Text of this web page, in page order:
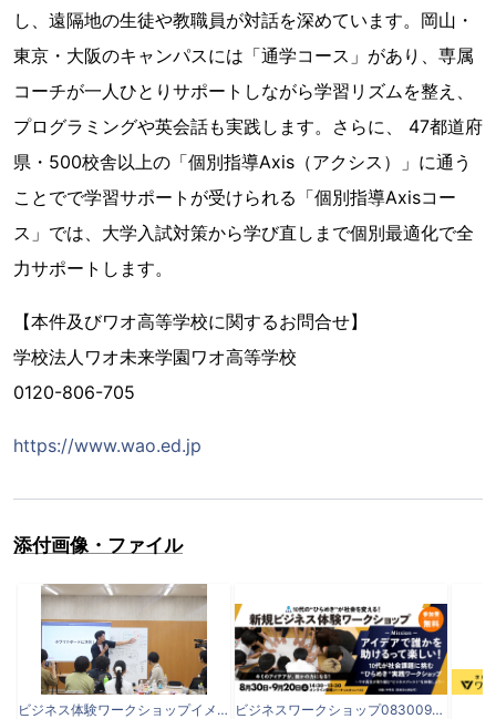
し、遠隔地の生徒や教職員が対話を深めています。岡山・
東京・大阪のキャンパスには「通学コース」があり、専属
コーチが一人ひとりサポートしながら学習リズムを整え、
プログラミングや英会話も実践します。さらに、 47都道府
県・500校舎以上の「個別指導Axis（アクシス）」に通う
ことでで学習サポートが受けられる「個別指導Axisコー
ス」では、大学入試対策から学び直しまで個別最適化で全
力サポートします。
【本件及びワオ高等学校に関するお問合せ】
学校法人ワオ未来学園ワオ高等学校
0120-806-705
https://www.wao.ed.jp
添付画像・ファイル
ビジネス体験ワークショップイメージ写真.JPG ビジネスワークショップ08300920.png